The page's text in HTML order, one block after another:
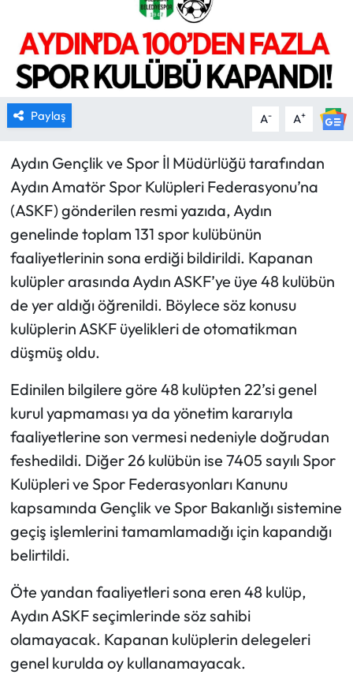
Paylaş A- A+
Aydın Gençlik ve Spor İl Müdürlüğü tarafından
Aydın Amatör Spor Kulüpleri Federasyonu’na
(ASKF) gönderilen resmi yazıda, Aydın
genelinde toplam 131 spor kulübünün
faaliyetlerinin sona erdiği bildirildi. Kapanan
kulüpler arasında Aydın ASKF’ye üye 48 kulübün
de yer aldığı öğrenildi. Böylece söz konusu
kulüplerin ASKF üyelikleri de otomatikman
düşmüş oldu.
Edinilen bilgilere göre 48 kulüpten 22’si genel
kurul yapmaması ya da yönetim kararıyla
faaliyetlerine son vermesi nedeniyle doğrudan
feshedildi. Diğer 26 kulübün ise 7405 sayılı Spor
Kulüpleri ve Spor Federasyonları Kanunu
kapsamında Gençlik ve Spor Bakanlığı sistemine
geçiş işlemlerini tamamlamadığı için kapandığı
belirtildi.
Öte yandan faaliyetleri sona eren 48 kulüp,
Aydın ASKF seçimlerinde söz sahibi
olamayacak. Kapanan kulüplerin delegeleri
genel kurulda oy kullanamayacak.
RESMİ İLANLAR
HABER İLAN